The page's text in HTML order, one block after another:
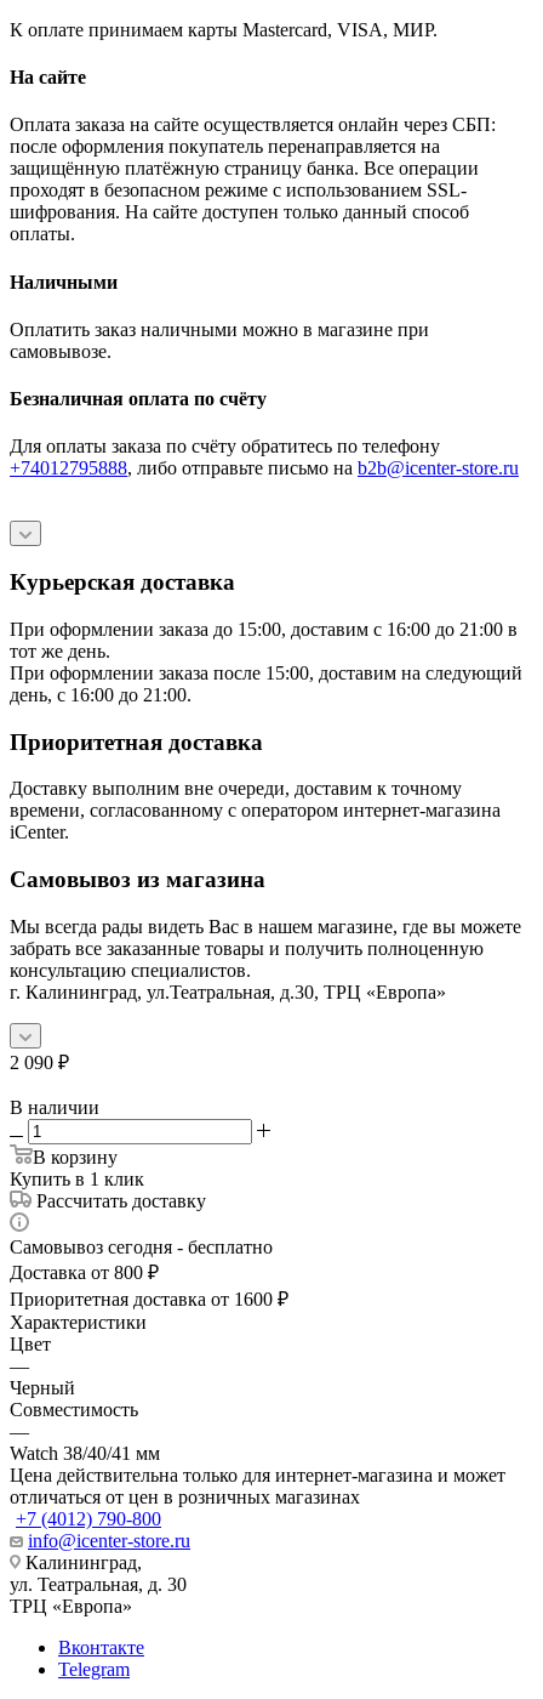
К оплате принимаем карты Mastercard, VISA, МИР.
На сайте
Оплата заказа на сайте осуществляется онлайн через СБП:
после оформления покупатель перенаправляется на
защищённую платёжную страницу банка. Все операции
проходят в безопасном режиме с использованием SSL-
шифрования. На сайте доступен только данный способ
оплаты.
Наличными
Оплатить заказ наличными можно в магазине при
самовывозе.
Безналичная оплата по счёту
Для оплаты заказа по счёту обратитесь по телефону
+74012795888, либо отправьте письмо на b2b@icenter-store.ru
Курьерская доставка
При оформлении заказа до 15:00, доставим с 16:00 до 21:00 в
тот же день.
При оформлении заказа после 15:00, доставим на следующий
день, с 16:00 до 21:00.
Приоритетная доставка
Доставку выполним вне очереди, доставим к точному
времени, согласованному с оператором интернет-магазина
iCenter.
Самовывоз из магазина
Мы всегда рады видеть Вас в нашем магазине, где вы можете
забрать все заказанные товары и получить полноценную
консультацию специалистов.
г. Калининград, ул.Театральная, д.30, ТРЦ «Европа»
2 090 ₽
В наличии
В корзину
Купить в 1 клик
Рассчитать доставку
Самовывоз сегодня - бесплатно
Доставка от 800 ₽
Приоритетная доставка от 1600 ₽
Характеристики
Цвет
—
Черный
Совместимость
—
Watch 38/40/41 мм
Цена действительна только для интернет-магазина и может
отличаться от цен в розничных магазинах
+7 (4012) 790-800
info@icenter-store.ru
Калининград,
ул. Театральная, д. 30
ТРЦ «Европа»
Вконтакте
Telegram